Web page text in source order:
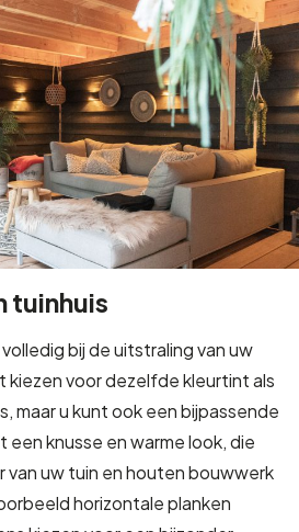
tuinhuis
bij de uitstraling van uw
kiezen voor dezelfde kleurtint als
maar u kunt ook een bijpassende
knusse en warme look, die
van uw tuin en houten bouwwerk
horizontale planken